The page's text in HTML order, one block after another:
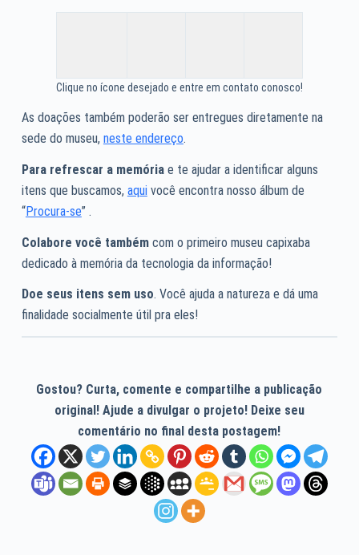
Clique no ícone desejado e entre em contato conosco!
As doações também poderão ser entregues diretamente na
sede do museu, neste endereço.
Para refrescar a memóriae te ajudar a identificar alguns
itens que buscamos, aquivocê encontra nosso álbum de
“Procura-se” .
Colabore você tambémcom o primeiro museu capixaba
dedicado à memória da tecnologia da informação!
Doe seus itens sem uso. Você ajuda a natureza e dá uma
finalidade socialmente útil pra eles!
Gostou? Curta, comente e compartilhe a publicação
original! Ajude a divulgar o projeto! Deixe seu
comentário no final desta postagem!